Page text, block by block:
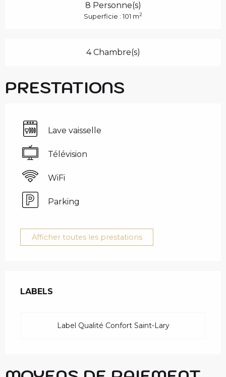
8 Personne(s)
Superficie : 101 m2
4 Chambre(s)
PRESTATIONS
Lave vaisselle
Télévision
WiFi
Parking
Afficher toutes les prestations
LABELS
LABELS
Label Qualité Confort Saint-Lary